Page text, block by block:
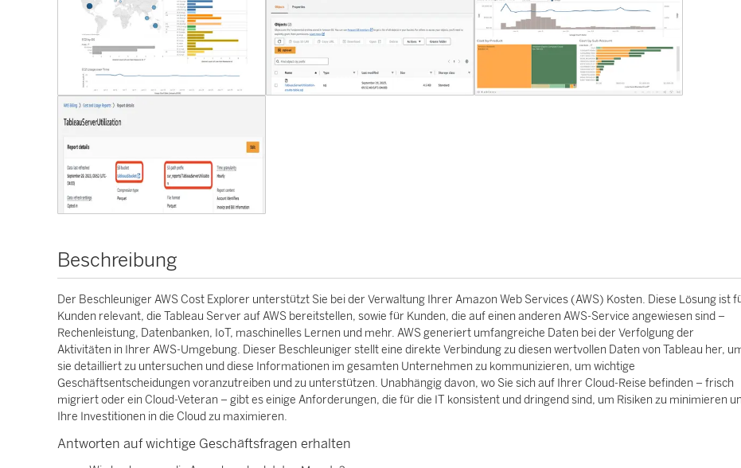
Beschreibung
Der Beschleuniger AWS Cost Explorer unterstützt Sie bei der Verwaltung Ihrer Amazon Web Services (AWS) Kosten. Diese Lösung ist
Kunden relevant, die Tableau Server auf AWS bereitstellen, sowie für Kunden, die auf einen anderen AWS-Service angewiesen sind –
Rechenleistung, Datenbanken, IoT, maschinelles Lernen und mehr. AWS generiert umfangreiche Daten bei der Verfolgung der
Aktivitäten in Ihrer AWS-Umgebung. Dieser Beschleuniger stellt eine direkte Verbindung zu diesen wertvollen Daten von Tableau her,
sie detailliert zu untersuchen und diese Informationen im gesamten Unternehmen zu kommunizieren, um wichtige
Geschäftsentscheidungen voranzutreiben und zu unterstützen. Unabhängig davon, wo Sie sich auf Ihrer Cloud-Reise befinden – frisch
migriert oder ein Cloud-Veteran – gibt es einige Anforderungen, die für die IT konsistent und dringend sind, um Risiken zu minimieren
Ihre Investitionen in die Cloud zu maximieren.
Antworten auf wichtige Geschäftsfragen erhalten